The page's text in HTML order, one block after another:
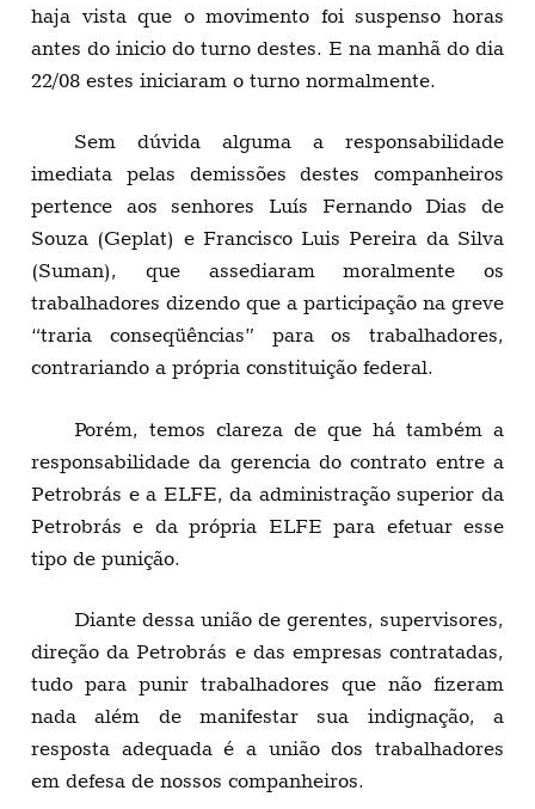
haja vista que o movimento foi suspenso horas
antes do inicio do turno destes. E na manhã do dia
22/08 estes iniciaram o turno normalmente.
Sem dúvida alguma a responsabilidade
imediata pelas demissões destes companheiros
pertence aos senhores Luís Fernando Dias de
Souza (Geplat) e Francisco Luis Pereira da Silva
(Suman), que assediaram moralmente os
trabalhadores dizendo que a participação na greve
“traria conseqüências” para os trabalhadores,
contrariando a própria constituição federal.
Porém, temos clareza de que há também a
responsabilidade da gerencia do contrato entre a
Petrobrás e a ELFE, da administração superior da
Petrobrás e da própria ELFE para efetuar esse
tipo de punição.
Diante dessa união de gerentes, supervisores,
direção da Petrobrás e das empresas contratadas,
tudo para punir trabalhadores que não fizeram
nada além de manifestar sua indignação, a
resposta adequada é a união dos trabalhadores
em defesa de nossos companheiros.